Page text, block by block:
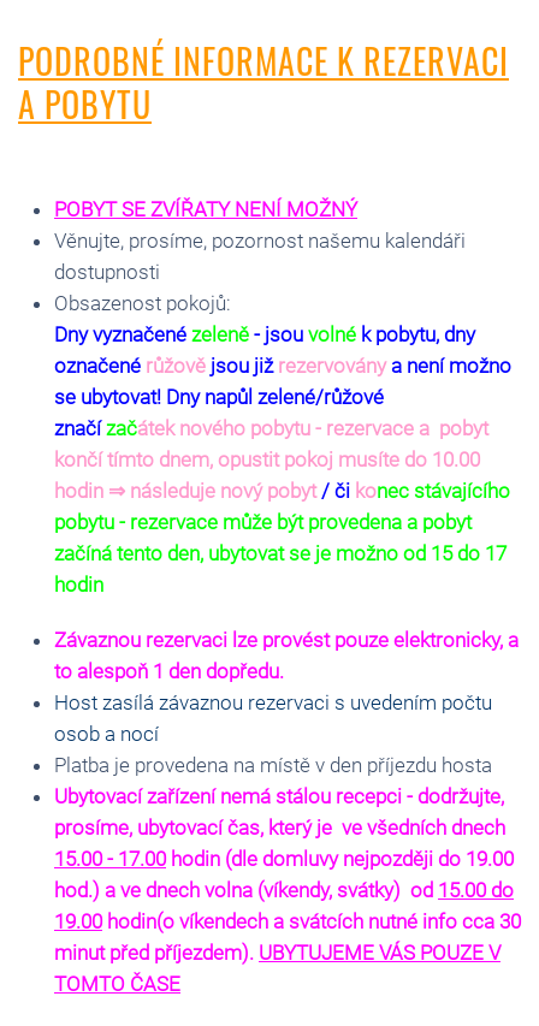
PODROBNÉ INFORMACE K REZERVACI
A POBYTU
POBYT SE ZVÍŘATY NENÍ MOŽNÝ
Věnujte, prosíme, pozornost našemu kalendáři
dostupnosti
Obsazenost pokojů:
Dny vyznačené zeleně - jsou volné k pobytu, dny
označené růžově jsou již rezervoványa není možno
se ubytovat! Dny napůl zelené/růžové
značízačátek nového pobytu - rezervace a pobyt
končí tímto dnem, opustit pokoj musíte do 10.00
hodin ⇒ následuje nový pobyt/ či konec stávajícího
pobytu - rezervace může být provedena a pobyt
začíná tento den, ubytovat se je možno od 15 do 17
hodin
Závaznou rezervaci lze provést pouze elektronicky, a
to alespoň 1 den dopředu.
Host zasílá závaznou rezervaci s uvedením počtu
osob a nocí
Platba je provedena na místě v den příjezdu hosta
Ubytovací zařízení nemá stálou recepci - dodržujte,
prosíme, ubytovací čas, který je ve všedních dnech
15.00 - 17.00hodin (dle domluvy nejpozději do 19.00
hod.) a ve dnech volna (víkendy, svátky) od 15.00 do
19.00hodin(o víkendech a svátcích nutné info cca 30
minut před příjezdem). UBYTUJEME VÁS POUZE V
TOMTO ČASE